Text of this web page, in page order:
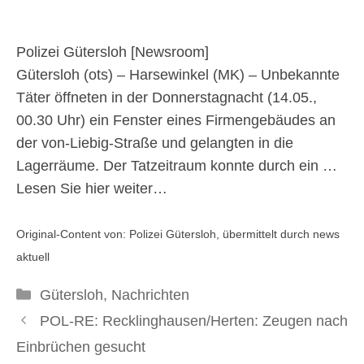
Polizei Gütersloh [Newsroom]
Gütersloh (ots) – Harsewinkel (MK) – Unbekannte
Täter öffneten in der Donnerstagnacht (14.05.,
00.30 Uhr) ein Fenster eines Firmengebäudes an
der von-Liebig-Straße und gelangten in die
Lagerräume. Der Tatzeitraum konnte durch ein …
Lesen Sie hier weiter…
Original-Content von: Polizei Gütersloh, übermittelt durch news
aktuell
Kategorien
Gütersloh, Nachrichten
POL-RE: Recklinghausen/Herten: Zeugen nach
Einbrüchen gesucht